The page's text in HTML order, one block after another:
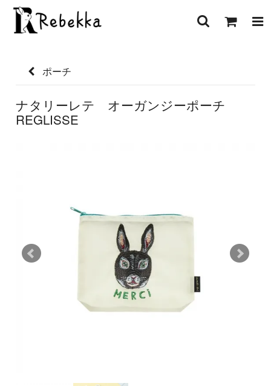
ポーチ
ナタリーレテ オーガンジーポーチ
REGLISSE